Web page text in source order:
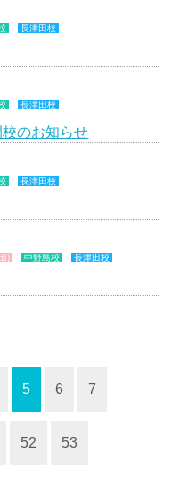
長津田校
長津田校
のお知らせ
長津田校
) 中野島校 長津田校
5 6 7
52 53